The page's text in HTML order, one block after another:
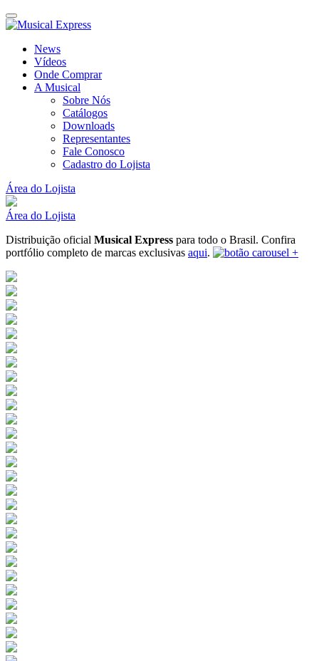
News
Vídeos
Onde Comprar
A Musical
Sobre Nós
Catálogos
Downloads
Representantes
Fale Conosco
Cadastro do Lojista
Área do Lojista
Área do Lojista
Distribuição oficial Musical Express para todo o Brasil. Confira
portfólio completo de marcas exclusivas aqui.